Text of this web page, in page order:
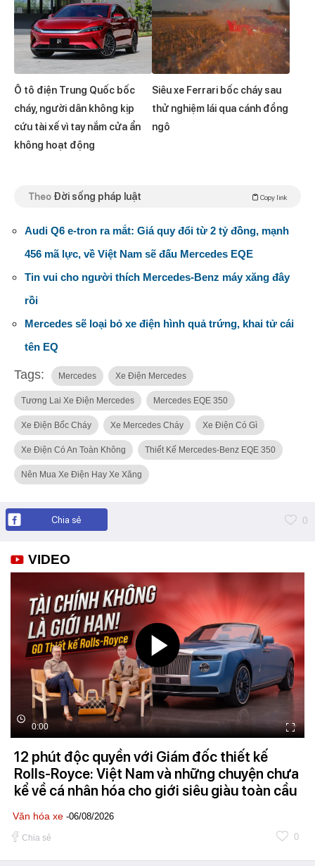
Ô tô điện Trung Quốc bốc
cháy, người dân không kịp
cứu tài xế vì tay nắm cửa ẩn
không hoạt động
Siêu xe Ferrari bốc cháy sau
thử nghiệm lái qua cánh đồng
ngô
Theo Đời sống pháp luật Copy link
Audi Q6 e-tron ra mắt: Giá quy đổi từ 2 tỷ đồng, mạnh
456 mã lực, về Việt Nam sẽ đấu Mercedes EQE
Tin vui cho người thích Mercedes-Benz máy xăng đây
rồi
Mercedes sẽ loại bỏ xe điện hình quả trứng, khai tử cái
tên EQ
Tags: Mercedes Xe Điện Mercedes
Tương Lai Xe Điện Mercedes Mercedes EQE 350
Xe Điện Bốc Cháy Xe Mercedes Cháy Xe Điện Có Gì
Xe Điện Có An Toàn Không Thiết Kế Mercedes-Benz EQE 350
Nên Mua Xe Điện Hay Xe Xăng
Chia sẻ 0
VIDEO
0:00
12 phút độc quyền với Giám đốc thiết kế
Rolls-Royce: Việt Nam và những chuyện chưa
kể về cá nhân hóa cho giới siêu giàu toàn cầu
Văn hóa xe -06/08/2026
Chia sẻ 0